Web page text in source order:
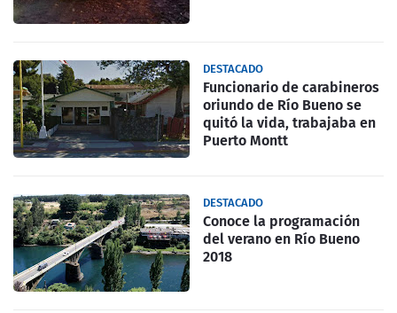
DESTACADO
Funcionario de carabineros
oriundo de Río Bueno se
quitó la vida, trabajaba en
Puerto Montt
DESTACADO
Conoce la programación
del verano en Río Bueno
2018